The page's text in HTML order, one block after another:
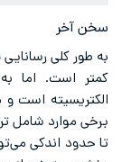
سخن آخر
به طور کلی
کمتر است. اما
الکتریسیته است و
برخی موارد شامل
تا حدود اندکی